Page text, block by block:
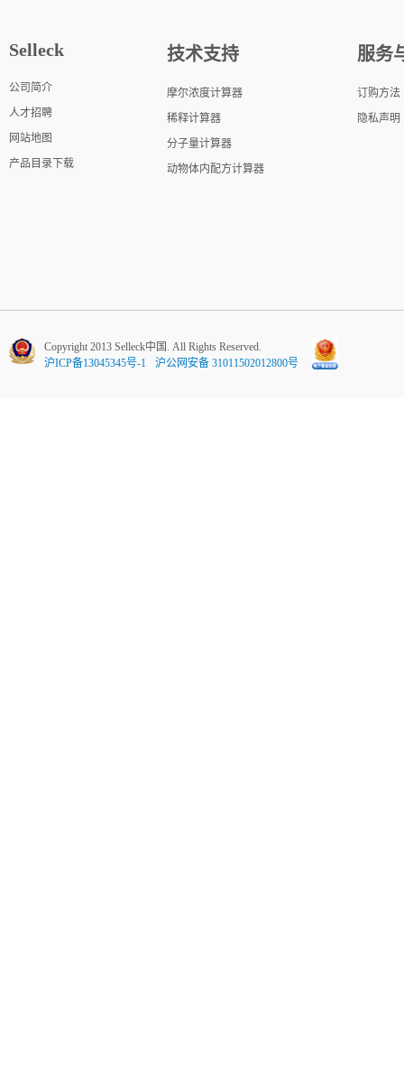
Selleck
公司简介
人才招聘
网站地图
产品目录下载
技术支持
摩尔浓度计算器
稀释计算器
分子量计算器
动物体内配方计算器
服务
订购方法
隐私声明
Copyright 2013 Selleck中国. All Rights Reserved.
沪ICP备13045345号-1
沪公网安备 31011502012800号